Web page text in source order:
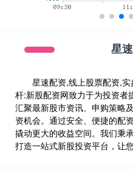
星
星速配资,线上股票配资,
杆:新股配资网致力于为投资者
汇聚最新股市资讯、申购策略
资机会。通过安全、便捷的配
撬动更大的收益空间。我们秉
打造一站式新股投资平台，让